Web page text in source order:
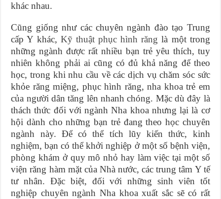
khác nhau.
Cũng giống như các chuyên ngành đào tạo Trung
cấp Y khác, Kỹ thuật phục hình răng là một trong
những ngành được rất nhiều bạn trẻ yêu thích, tuy
nhiên không phải ai cũng có đủ khả năng để theo
học, trong khi nhu cầu về các dịch vụ chăm sóc sức
khỏe răng miệng, phục hình răng, nha khoa trẻ em
của người dân tăng lên nhanh chóng. Mặc dù đây là
thách thức đối với ngành Nha khoa nhưng lại là cơ
hội dành cho những bạn trẻ đang theo học chuyên
ngành này. Để có thể tích lũy kiến thức, kinh
nghiệm, bạn có thể khởi nghiệp ở một số bệnh viện,
phòng khám ở quy mô nhỏ hay làm việc tại một số
viện răng hàm mặt của Nhà nước, các trung tâm Y tế
tư nhân. Đặc biệt, đối với những sinh viên tốt
nghiệp chuyên ngành Nha khoa xuất sắc sẽ có rất